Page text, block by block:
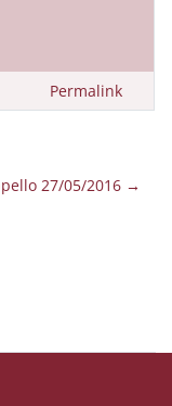
Permalink
27/05/2016 →